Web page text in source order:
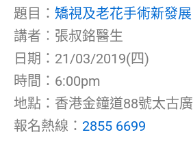
題目： 矯視及老花手術新發展
講者︰張叔銘醫生
日期：21/03/2019(四)
時間：6:00pm
地點：香港金鐘道88號太古
報名熱線： 2855 6699